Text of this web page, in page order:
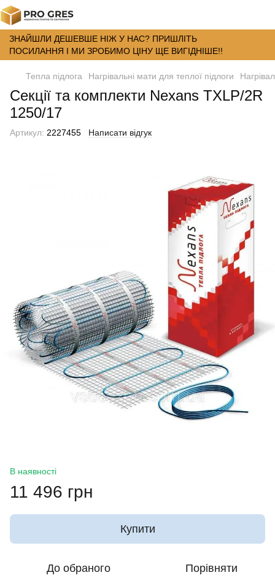
ЗНАЙШЛИ ДЕШЕВШЕ НІЖ У НАС? ПРИШЛІТЬ
ПОСИЛАННЯ І МИ ЗРОБИМО ЦІНУ ЩЕ ВИГІДНІШЕ!!
Тепла підлога Нагрівальні мати для теплої підлоги
Секції та комплекти Nexans TXLP/2R
1250/17
Артикул: 2227455 Написати відгук
В наявності
11 496 грн
Купити
До обраного Порівняти